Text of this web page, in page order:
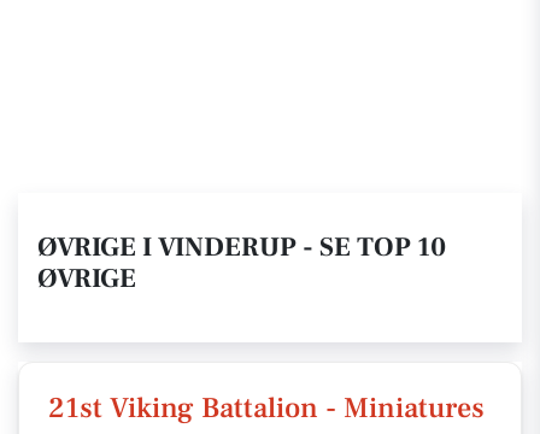
ØVRIGE I VINDERUP - SE TOP 10
ØVRIGE
21st Viking Battalion - Miniatures